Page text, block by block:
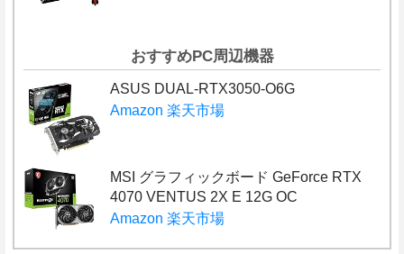
おすすめPC周辺機器
ASUS DUAL-RTX3050-O6G
Amazon 楽天市場
MSI グラフィックボード GeForce RTX
4070 VENTUS 2X E 12G OC
Amazon 楽天市場